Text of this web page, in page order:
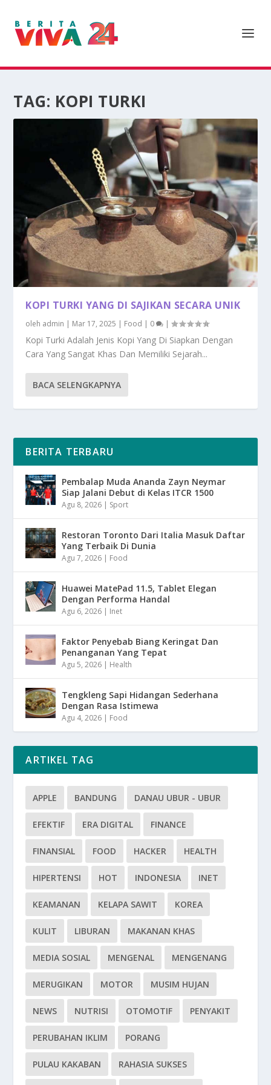
TAG: KOPI TURKI
KOPI TURKI YANG DI SAJIKAN SECARA UNIK
oleh admin | Mar 17, 2025 | Food | 0 |
Kopi Turki Adalah Jenis Kopi Yang Di Siapkan Dengan
Cara Yang Sangat Khas Dan Memiliki Sejarah...
BACA SELENGKAPNYA
BERITA TERBARU
Pembalap Muda Ananda Zayn Neymar
Siap Jalani Debut di Kelas ITCR 1500
Agu 8, 2026 | Sport
Restoran Toronto Dari Italia Masuk Daftar
Yang Terbaik Di Dunia
Agu 7, 2026 | Food
Huawei MatePad 11.5, Tablet Elegan
Dengan Performa Handal
Agu 6, 2026 | Inet
Faktor Penyebab Biang Keringat Dan
Penanganan Yang Tepat
Agu 5, 2026 | Health
Tengkleng Sapi Hidangan Sederhana
Dengan Rasa Istimewa
Agu 4, 2026 | Food
ARTIKEL TAG
APPLE BANDUNG DANAU UBUR - UBUR
EFEKTIF ERA DIGITAL FINANCE
FINANSIAL FOOD HACKER HEALTH
HIPERTENSI HOT INDONESIA INET
KEAMANAN KELAPA SAWIT KOREA
KULIT LIBURAN MAKANAN KHAS
MEDIA SOSIAL MENGENAL MENGENANG
MERUGIKAN MOTOR MUSIM HUJAN
NEWS NUTRISI OTOMOTIF PENYAKIT
PERUBAHAN IKLIM PORANG
PULAU KAKABAN RAHASIA SUKSES